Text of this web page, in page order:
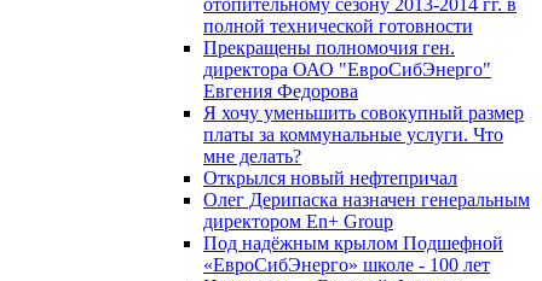
отопительному сезону 2013-2014 гг. в
полной технической готовности
Прекращены полномочия ген.
директора ОАО "ЕвроСибЭнерго"
Евгения Федорова
Я хочу уменьшить совокупный размер
платы за коммунальные услуги. Что
мне делать?
Открылся новый нефтепричал
Олег Дерипаска назначен генеральным
директором En+ Group
Под надёжным крылом Подшефной
«ЕвроСибЭнерго» школе - 100 лет